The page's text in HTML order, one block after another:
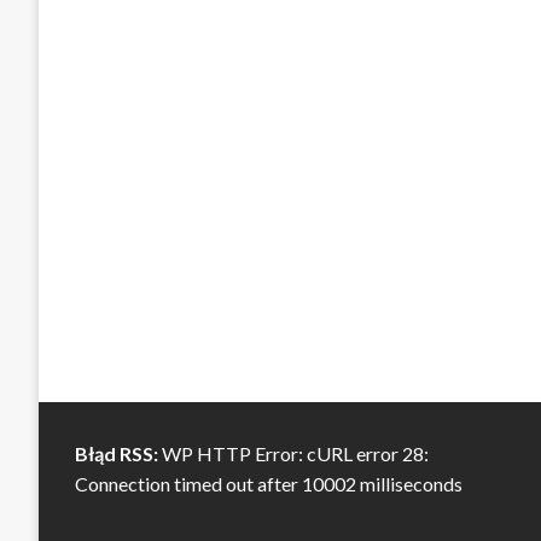
Błąd RSS:WP HTTP Error: cURL error 28:
Connection timed out after 10002 milliseconds